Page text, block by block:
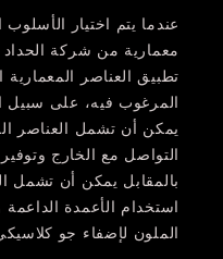
عندما يتم اختيار
معمارية من شركة الحداد
تطبيق العناصر المعمارية
المرغوب فيه، على سبيل
يمكن أن تشمل العناصر
التواصل مع الخارج
بالمقابل يمكن أن تشمل
استخدام الأعمدة الداعمة
الملون لإضفاء جو